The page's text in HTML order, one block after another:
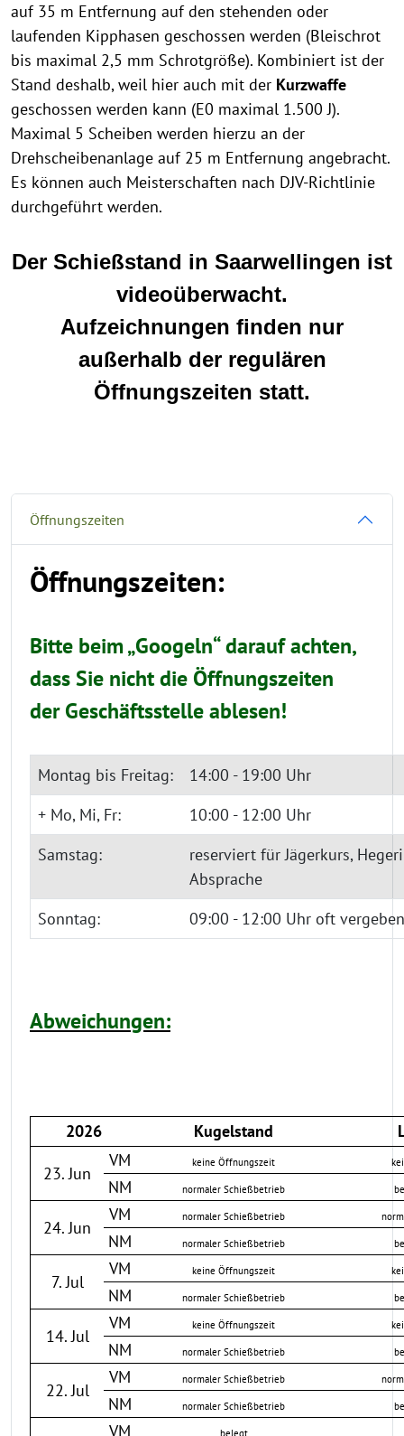
auf 35 m Entfernung auf den stehenden oder
laufenden Kipphasen geschossen werden (Bleischrot
bis maximal 2,5 mm Schrotgröße). Kombiniert ist der
Stand deshalb, weil hier auch mit der Kurzwaffe
geschossen werden kann (E0 maximal 1.500 J).
Maximal 5 Scheiben werden hierzu an der
Drehscheibenanlage auf 25 m Entfernung angebracht.
Es können auch Meisterschaften nach DJV-Richtlinie
durchgeführt werden.
Der Schießstand in Saarwellingen ist
videoüberwacht.
Aufzeichnungen finden nur
außerhalb der regulären
Öffnungszeiten statt.
Öffnungszeiten
Öffnungszeiten:
Bitte beim „Googeln“ darauf achten,
dass Sie nicht die Öffnungszeiten
der Geschäftsstelle ablesen!
Montag bis Freitag:
14:00 - 19:00 Uhr
+ Mo, Mi, Fr:
10:00 - 12:00 Uhr
Samstag:
reserviert für Jägerkurs,
Absprache
Sonntag:
09:00 - 12:00 Uhr oft
Abweichungen:
2026 Kugelstand
23. Jun
VM keine Öffnungszeit
NM normaler Schießbetrieb
24. Jun
VM normaler Schießbetrieb
NM normaler Schießbetrieb
7. Jul
VM keine Öffnungszeit
NM normaler Schießbetrieb
14. Jul
VM keine Öffnungszeit
NM normaler Schießbetrieb
22. Jul
VM normaler Schießbetrieb
NM normaler Schießbetrieb
VM belegt